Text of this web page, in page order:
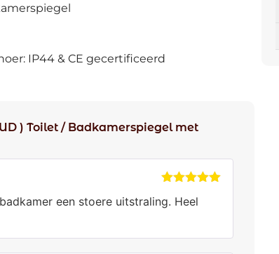
IP44 & CE gecertificeerd
) Toilet / Badkamerspiegel met
5uit 5
een stoere uitstraling. Heel